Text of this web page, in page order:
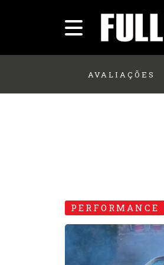
AVALIAÇÕES
PERFORMANCE